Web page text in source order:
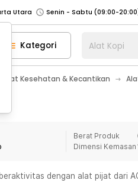
Utara
Jakarta Barat
Senin - Jumat (07:00
Senin - Jumat (08:00 -
Senin - Jumat (08:00 -
Senin - Sabtu (09:00-
Senin - Sabtu (09:00-
Kategori Alat Kopi
Alat Kesehatan & Kecantikan
Berat Produk
Dimensi Kemasan
dengan alat pijat dari